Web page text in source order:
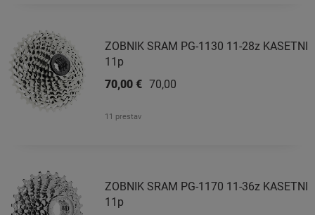
ZOBNIK SRAM PG-1130 11-28z KASETNI
11p
11 prestav
70,00 €
70,00 €
ZOBNIK SRAM PG-1170 11-36z KASETNI
11p